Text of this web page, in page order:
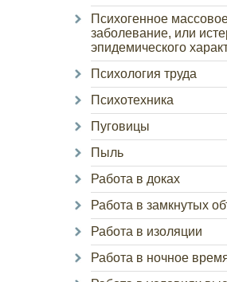
Психогенное
заболевание, или
эпидемического
Психология труда
Психотехника
Пуговицы
Пыль
Работа в доках
Работа в замкнутых
Работа в изоляции
Работа в ночное